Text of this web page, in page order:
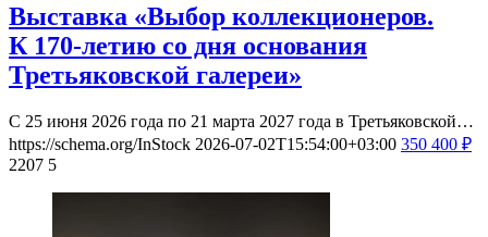
Выставка «Выбор коллекционеров.
К 170-летию со дня основания
Третьяковской галереи»
С 25 июня 2026 года по 21 марта 2027 года в Третьяковской…
https://schema.org/InStock 2026-07-02T15:54:00+03:00 350 400 ₽
2207 5